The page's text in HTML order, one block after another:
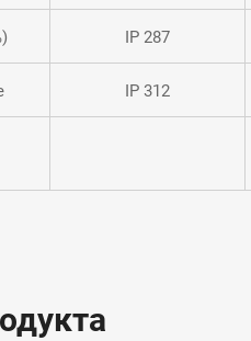
IP 287
IP 312